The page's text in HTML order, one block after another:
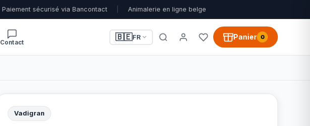
Paiement sécurisé via Bancontact Animalerie en ligne belge
Contact
🇧🇪FR Panier 0
Vadigran